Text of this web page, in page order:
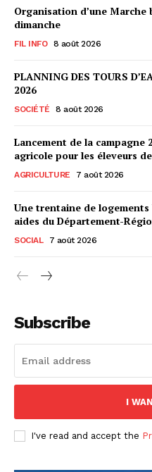
Organisation d’une
dimanche
FIL INFO 8 août 2026
PLANNING DES TOURS
2026
SOCIÉTÉ 8 août 2026
Lancement de la campagne
agricole pour les éleveurs
AGRICULTURE 7 août 2026
Une trentaine de
aides du Département-
SOCIAL 7 août 2026
Subscribe
I
I've read and accept the